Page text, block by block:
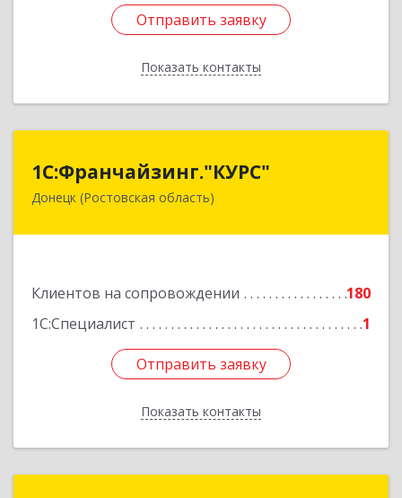
Отправить заявку
Показать контакты
Отправить заявку
Назад
1С:Франчайзинг."КУРС"
Донецк (Ростовская область)
Клиентов на сопровождении
180
1С:Специалист
1
Отправить заявку
Показать контакты
1С:Франчайзинг."КУРС"
346330, Ростовская обл, Донецк г, Благодатный
Отправить заявку
Назад